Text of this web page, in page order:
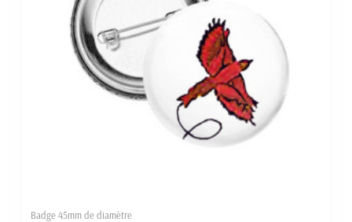
Badge 45mm de diamètre